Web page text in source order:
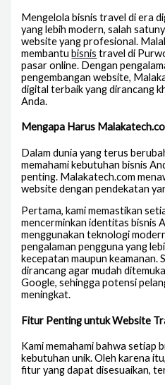
Mengelola bisnis travel di era
yang lebih modern, salah
website yang profesional.
membantubisnis travel di
pasar online. Dengan
pengembangan website,
digital terbaik yang dirancang
Anda.
Mengapa Harus
Dalam dunia yang terus
memahami kebutuhan bisnis
penting. Malakatech.com
website dengan pendekatan
Pertama, kami memastikan
mencerminkan identitas bisnis
menggunakan teknologi
pengalaman pengguna yang
kecepatan maupun keamanan.
dirancang agar mudah
Google, sehingga potensi
meningkat.
Fitur Penting untuk Website
Kami memahami bahwa setiap
kebutuhan unik. Oleh karena
fitur yang dapat disesuaikan,